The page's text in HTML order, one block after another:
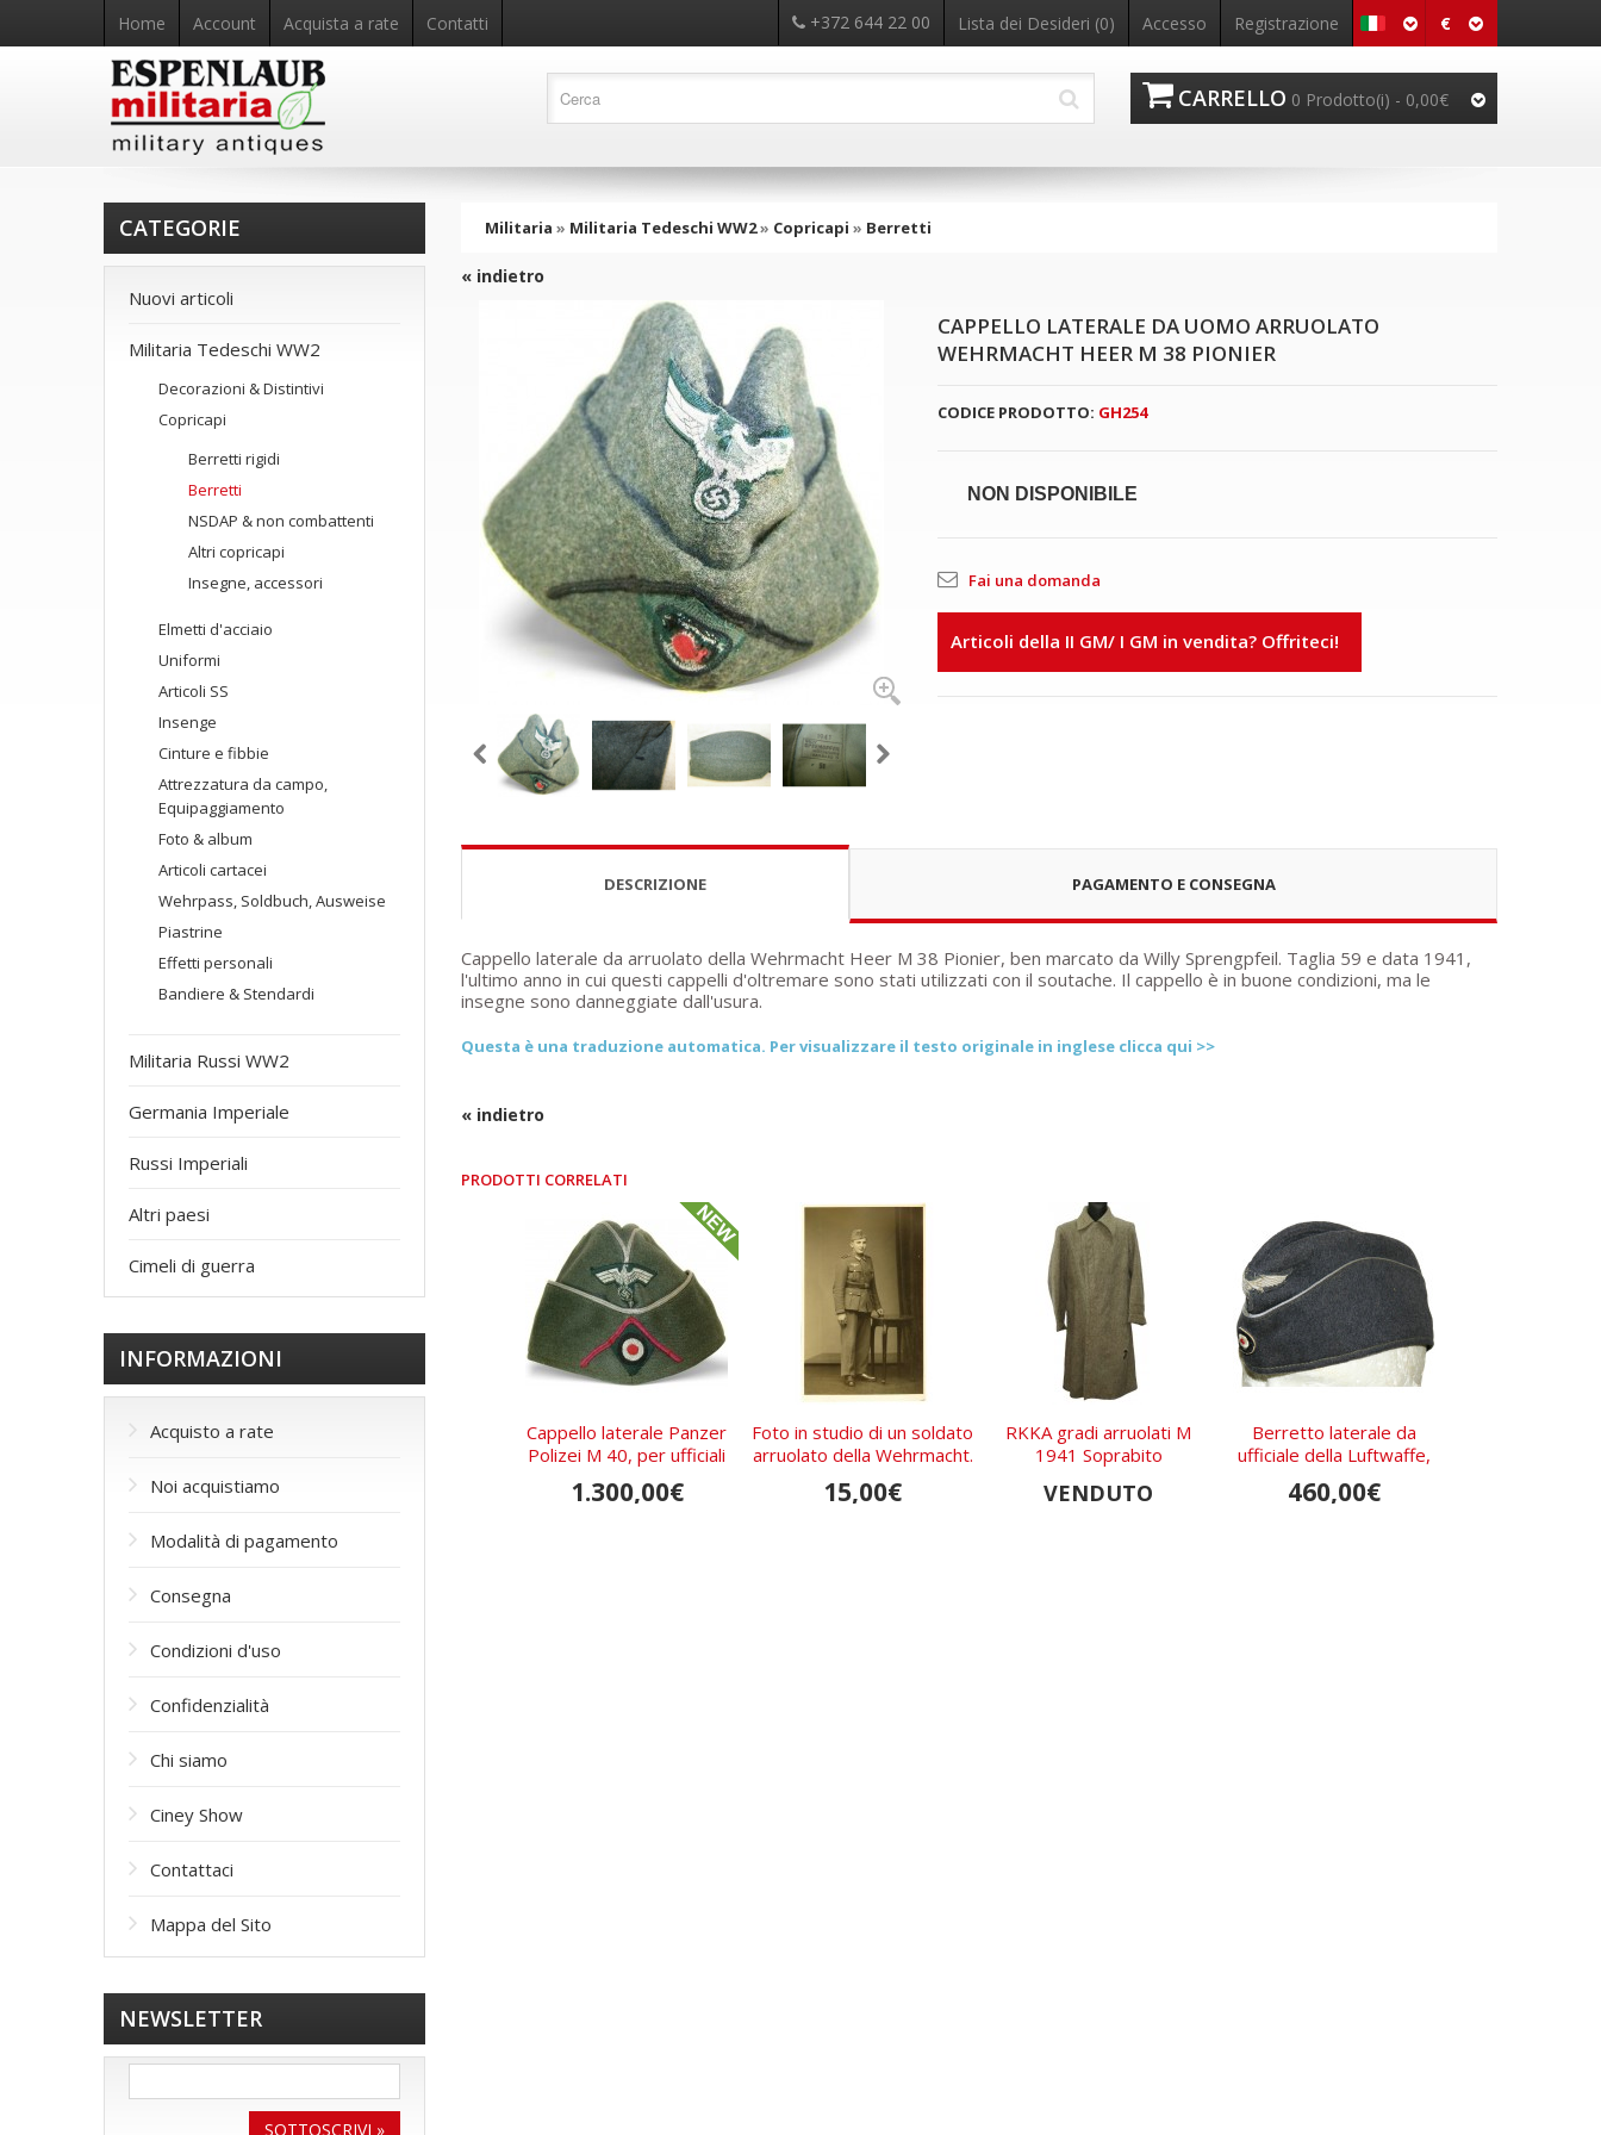
€
Home Account Acquista a rate Contatti +372 644 22 00 Lista dei Desideri (0) Accesso Registrazione
CARRELLO 0 Prodotto(i) - 0,00€
Militaria » Militaria Tedeschi WW2» Copricapi » Berretti
« indietro
CAPPELLO LATERALE DA UOMO ARRUOLATO
WEHRMACHT HEER M 38 PIONIER
CODICE PRODOTTO: GH254
NON DISPONIBILE
Fai una domanda
Articoli della II GM/ I GM in vendita? Offriteci!
DESCRIZIONE PAGAMENTO E CONSEGNA
Cappello laterale da arruolato della Wehrmacht Heer M 38 Pionier, ben marcato da Willy Sprengpfeil. Taglia 59 e data 1941,
l'ultimo anno in cui questi cappelli d'oltremare sono stati utilizzati con il soutache. Il cappello è in buone condizioni, ma le
insegne sono danneggiate dall'usura.
Questa è una traduzione automatica. Per visualizzare il testo originale in inglese clicca qui >>
« indietro
PRODOTTI CORRELATI
Cappello laterale Panzer
Polizei M 40, per ufficiali
1.300,00€
Foto in studio di un soldato
arruolato della Wehrmacht.
15,00€
RKKA gradi arruolati M
1941 Soprabito
VENDUTO
Berretto laterale da
ufficiale della Luftwaffe,
periodo di fine guerra
460,00€
CATEGORIE
Nuovi articoli
Militaria Tedeschi WW2
Decorazioni & Distintivi
Copricapi
Berretti rigidi
Berretti
NSDAP & non combattenti
Altri copricapi
Insegne, accessori
Elmetti d'acciaio
Uniformi
Articoli SS
Insenge
Cinture e fibbie
Attrezzatura da campo,
Equipaggiamento
Foto & album
Articoli cartacei
Wehrpass, Soldbuch, Ausweise
Piastrine
Effetti personali
Bandiere & Stendardi
Militaria Russi WW2
Germania Imperiale
Russi Imperiali
Altri paesi
Cimeli di guerra
INFORMAZIONI
Acquisto a rate
Noi acquistiamo
Modalità di pagamento
Consegna
Condizioni d'uso
Confidenzialità
Сhi siamo
Ciney Show
Contattaci
Mappa del Sito
NEWSLETTER
SOTTOSCRIVI »